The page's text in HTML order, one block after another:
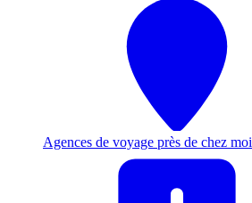
Agences de voyage près de chez moi